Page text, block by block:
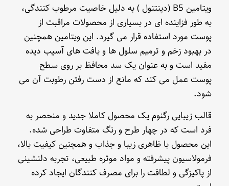
ویتامین B5 (دپنتنول ) به دلیل خاصیت مرطوب کنندگی،
به طور فزاینده ای در بسیاری از محصولات مراقبت از
پوست مورد استفاده قرار می گیرد. این ویتامین همچنین
در بهبود زخم و ترمیم سلول ها و بافت های آسیب دیده
مفید است و به عنوان یک سد محافظ بر روی سطح
پوست عمل می کند که مانع از دست رفتن رطوبت آن می
شود.
قالب زیبایی رگنوم یک محصول کاملا جدید و منحصر به
فرد است که در چهار طرح و رنگ متفاوت طراحی شده.
این محصول با ظاهری زیبا و جذاب و همچنین کیفیت بالا،
فرمولاسیون پیشرفته و مواد موثره طبیعی، تجربه دلنشینی
از پاکیزگی و لطافت را برای مصرف کنندگان ایجاد کرده